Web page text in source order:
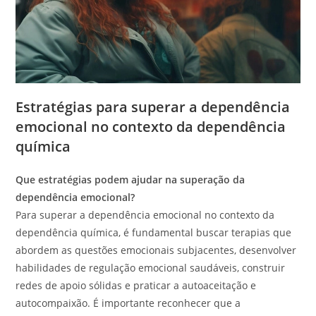
Estratégias para superar a dependência
emocional no contexto da dependência
química
Que estratégias podem ajudar na superação da
dependência emocional?
Para superar a dependência emocional no contexto da
dependência química, é fundamental buscar terapias que
abordem as questões emocionais subjacentes, desenvolver
habilidades de regulação emocional saudáveis, construir
redes de apoio sólidas e praticar a autoaceitação e
autocompaixão. É importante reconhecer que a